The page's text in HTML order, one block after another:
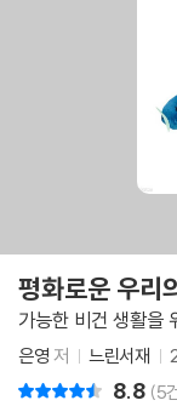
평화로운 우리
가능한 비건 생활을
은영 저 느린서재
8.8 (5